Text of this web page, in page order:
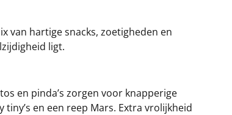
van hartige snacks, zoetigheden en
ligt.
en pinda’s zorgen voor knapperige
en een reep Mars. Extra vrolijkheid